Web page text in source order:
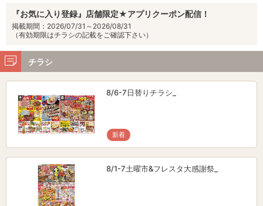
『お気に入り登録』店舗限定★アプリクーポン配信！
掲載期間：2026/07/31～2026/08/31
（有効期限はチラシの記載をご確認下さい）
チラシ
8/6-7日替りチラシ_
新着
8/1-7土曜市&フレスタ大感謝祭_